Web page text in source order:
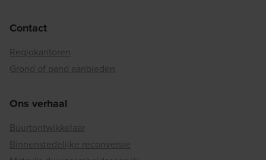
Contact
Regiokantoren
Grond of pand aanbieden
Ons verhaal
Buurtontwikkelaar
Binnenstedelijke reconversie